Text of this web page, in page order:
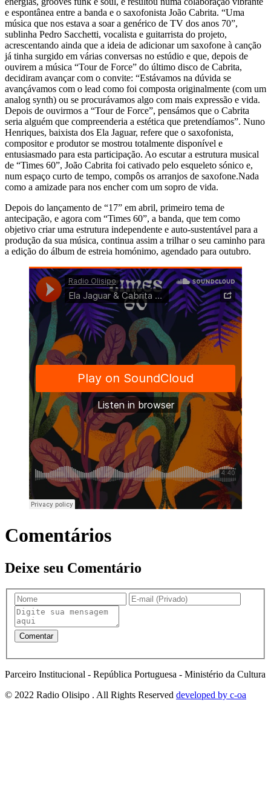
e espontânea entre a banda e o saxofonista João Cabrita. “Uma
música que nos estava a soar a genérico de TV dos anos 70”,
sublinha Pedro Sacchetti, vocalista e guitarrista do projeto,
acrescentando ainda que a ideia de adicionar um saxofone à canção
já tinha surgido em várias conversas no estúdio e que, depois de
ouvirem a música “Tour de Force” do último disco de Cabrita,
decidiram avançar com o convite: “Estávamos na dúvida se
avançávamos com o lead como foi composta originalmente (com um
analog synth) ou se procurávamos algo com mais expressão e vida.
Depois de ouvirmos a “Tour de Force”, pensámos que o Cabrita
seria alguém que compreenderia a estética que pretendíamos”. Nuno
Henriques, baixista dos Ela Jaguar, refere que o saxofonista,
compositor e produtor se mostrou totalmente disponível e
entusiasmado para esta participação. Ao escutar a estrutura musical
de “Times 60”, João Cabrita foi cativado pelo esqueleto sónico e,
num espaço curto de tempo, compôs os arranjos de saxofone.Nada
como a amizade para nos encher com um sopro de vida.
Depois do lançamento de “17” em abril, primeiro tema de
antecipação, e agora com “Times 60”, a banda, que tem como
objetivo criar uma estrutura independente e auto-sustentável para a
produção da sua música, continua assim a trilhar o seu caminho para
a edição do álbum de estreia homónimo, agendado para outubro.
Comentários
Deixe seu Comentário
Parceiro Institucional - República Portuguesa - Ministério da Cultura
© 2022 Radio Olisipo . All Rights Reserved developed by c-oa